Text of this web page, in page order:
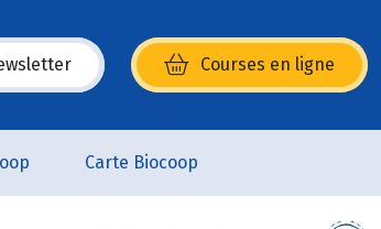
Courses en ligne
une nouvelle fenêtre)
Carte Biocoop